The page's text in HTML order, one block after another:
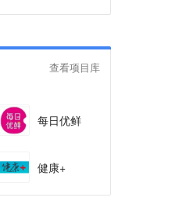
查看项目库
每日优鲜
健康+